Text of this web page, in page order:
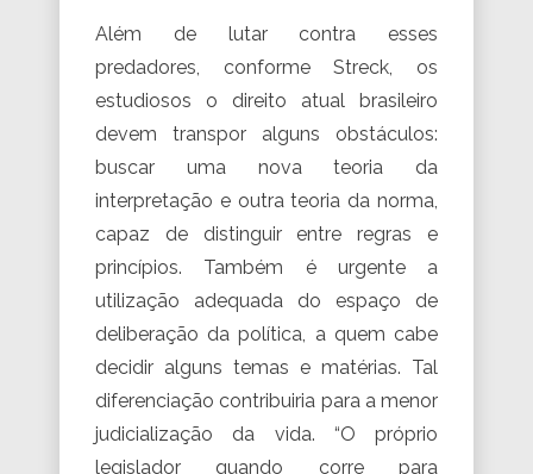
Além de lutar contra esses
predadores, conforme Streck, os
estudiosos o direito atual brasileiro
devem transpor alguns obstáculos:
buscar uma nova teoria da
interpretação e outra teoria da norma,
capaz de distinguir entre regras e
princípios. Também é urgente a
utilização adequada do espaço de
deliberação da política, a quem cabe
decidir alguns temas e matérias. Tal
diferenciação contribuiria para a menor
judicialização da vida. “O próprio
legislador quando corre para